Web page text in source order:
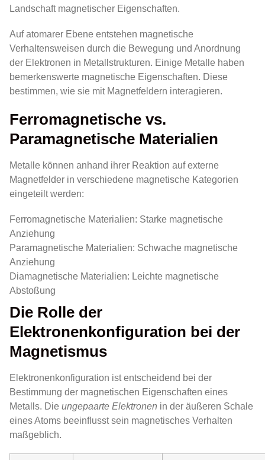
Landschaft magnetischer Eigenschaften.
Auf atomarer Ebene entstehen magnetische
Verhaltensweisen durch die Bewegung und Anordnung
der Elektronen in Metallstrukturen. Einige Metalle haben
bemerkenswerte magnetische Eigenschaften. Diese
bestimmen, wie sie mit Magnetfeldern interagieren.
Ferromagnetische vs.
Paramagnetische Materialien
Metalle können anhand ihrer Reaktion auf externe
Magnetfelder in verschiedene magnetische Kategorien
eingeteilt werden:
Ferromagnetische Materialien: Starke magnetische
Anziehung
Paramagnetische Materialien: Schwache magnetische
Anziehung
Diamagnetische Materialien: Leichte magnetische
Abstoßung
Die Rolle der
Elektronenkonfiguration bei der
Magnetismus
Elektronenkonfiguration ist entscheidend bei der
Bestimmung der magnetischen Eigenschaften eines
Metalls. Die ungepaarte Elektronen in der äußeren Schale
eines Atoms beeinflusst sein magnetisches Verhalten
maßgeblich.